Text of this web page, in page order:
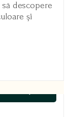
descopere
și